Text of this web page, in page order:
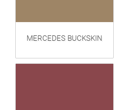
MERCEDES BUCKSKIN